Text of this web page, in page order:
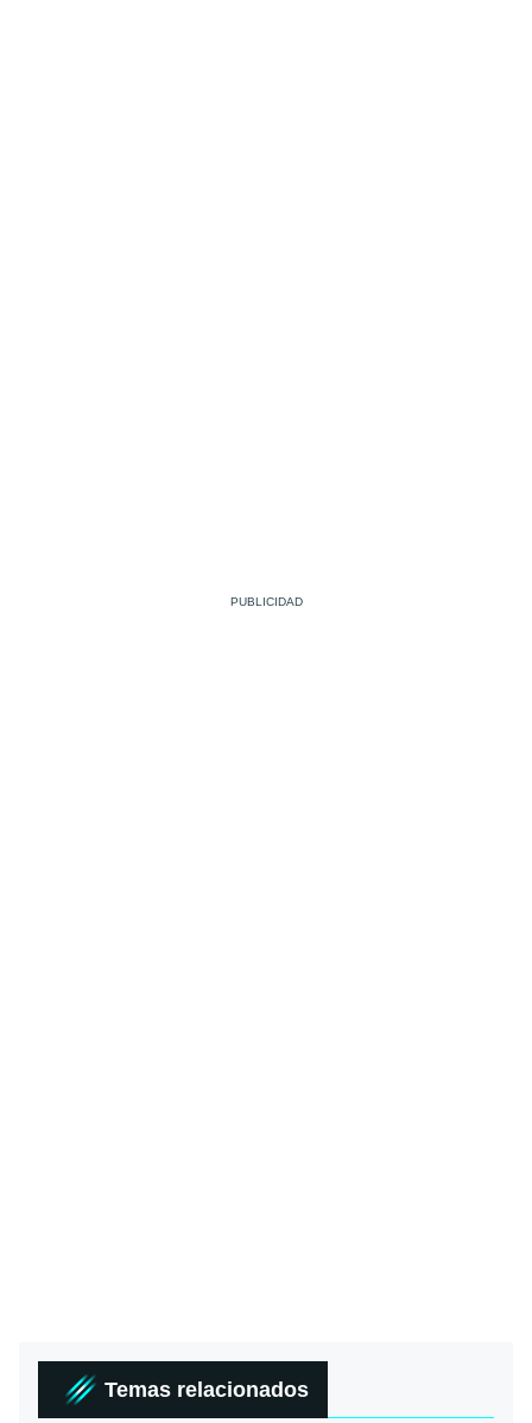
Temas relacionados